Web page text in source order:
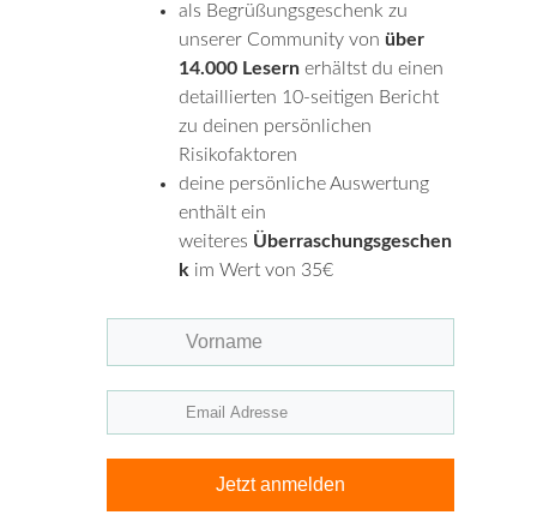
als Begrüßungsgeschenk zu
unserer Community von über
14.000 Lesern erhältst du einen
detaillierten 10-seitigen Bericht
zu deinen persönlichen
Risikofaktoren
deine persönliche Auswertung
enthält ein
weiteres Überraschungsgeschen
k im Wert von 35€
Jetzt anmelden